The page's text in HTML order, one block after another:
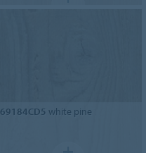
69184CD5 white pine